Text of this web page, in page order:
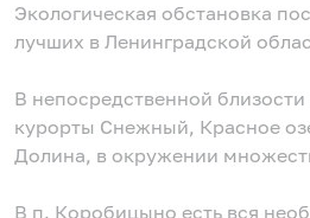
Экологическая обстановка
лучших в Ленинградской
В непосредственной
курорты Снежный, Красное
Долина, в окружении
В п. Коробицыно есть вся